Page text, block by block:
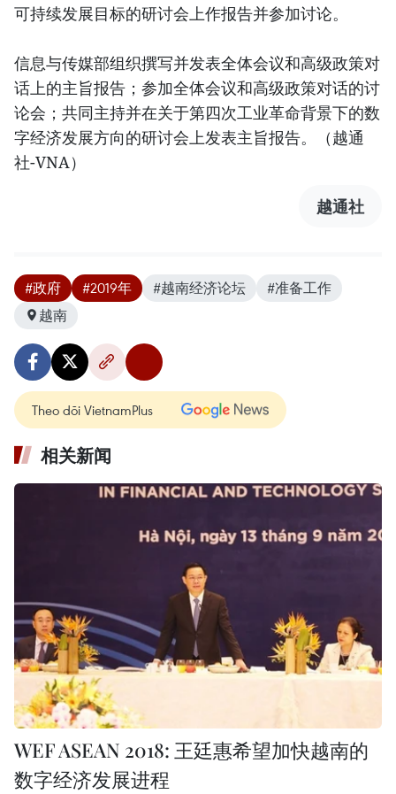
可持续发展目标的研讨会上作报告并参加讨论。
信息与传媒部组织撰写并发表全体会议和高级政策对
话上的主旨报告；参加全体会议和高级政策对话的讨
论会；共同主持并在关于第四次工业革命背景下的数
字经济发展方向的研讨会上发表主旨报告。（越通
社-VNA）
越通社
#政府 #2019年 #越南经济论坛
#准备工作
越南
Theo dõi VietnamPlus
相关新闻
WEF ASEAN 2018: 王廷惠希望加快越南的
数字经济发展进程